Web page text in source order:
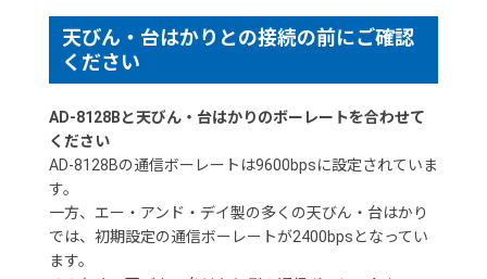
天びん・台はかりとの接続の前にご確認
ください
AD-8128Bと天びん・台はかりのボーレートを合わせて
ください
AD-8128Bの通信ボーレートは9600bpsに設定されていま
す。
一方、エー・アンド・デイ製の多くの天びん・台はかり
では、初期設定の通信ボーレートが2400bpsとなってい
ます。